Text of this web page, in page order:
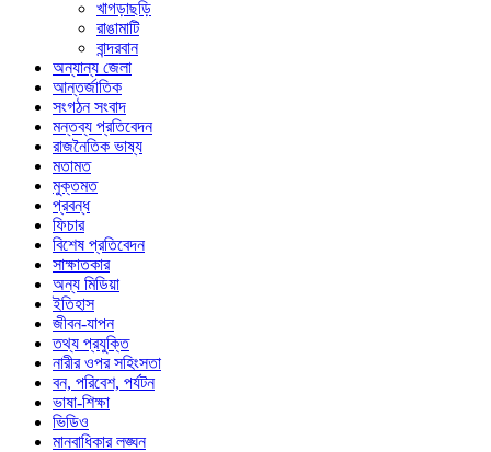
খাগড়াছড়ি
রাঙামাটি
বান্দরবান
অন্যান্য জেলা
আন্তর্জাতিক
সংগঠন সংবাদ
মন্তব্য প্রতিবেদন
রাজনৈতিক ভাষ্য
মতামত
মুক্তমত
প্রবন্ধ
ফিচার
বিশেষ প্রতিবেদন
সাক্ষাতকার
অন্য মিডিয়া
ইতিহাস
জীবন-যাপন
তথ্য প্রযুক্তি
নারীর ওপর সহিংসতা
বন, পরিবেশ, পর্যটন
ভাষা-শিক্ষা
ভিডিও
মানবাধিকার লঙ্ঘন